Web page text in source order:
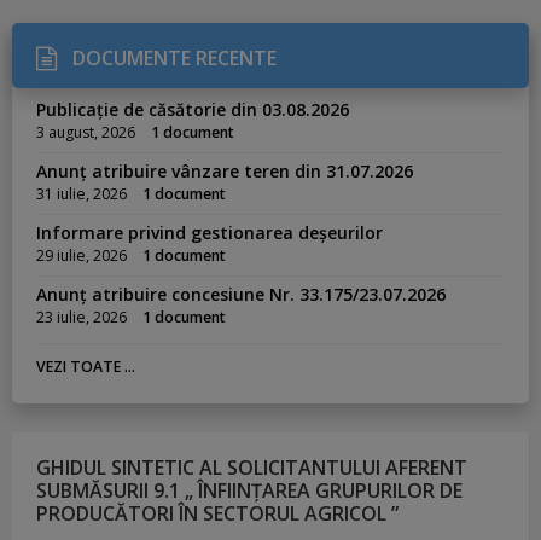
DOCUMENTE RECENTE
Publicație de căsătorie din 03.08.2026
3 august, 2026 1 document
Anunț atribuire vânzare teren din 31.07.2026
31 iulie, 2026 1 document
Informare privind gestionarea deșeurilor
29 iulie, 2026 1 document
Anunț atribuire concesiune Nr. 33.175/23.07.2026
23 iulie, 2026 1 document
VEZI TOATE ...
GHIDUL SINTETIC AL SOLICITANTULUI AFERENT
SUBMĂSURII 9.1 „ ÎNFIINȚAREA GRUPURILOR DE
PRODUCĂTORI ÎN SECTORUL AGRICOL ”